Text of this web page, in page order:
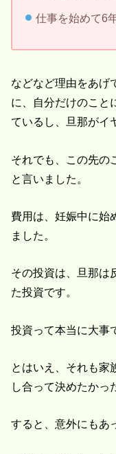
仕事を始めて6
などなど理由をあげ
に、自分だけのこと
ているし、旦那がイ
それでも、この先の
と言いました。
費用は、妊娠中に始
ました。
その投資は、旦那は
た投資です。
投資って本当に大事
とはいえ、それも家
し合って決めたかっ
すると、意外にもあ